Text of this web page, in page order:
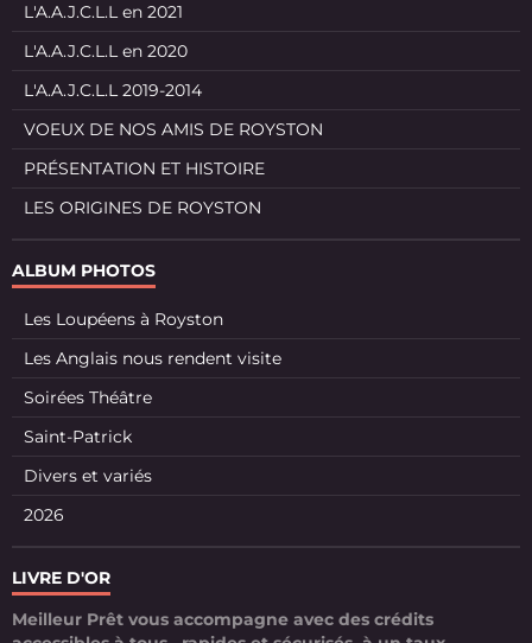
L'A.A.J.C.L.L en 2021
L'A.A.J.C.L.L en 2020
L'A.A.J.C.L.L 2019-2014
VOEUX DE NOS AMIS DE ROYSTON
PRÉSENTATION ET HISTOIRE
LES ORIGINES DE ROYSTON
ALBUM PHOTOS
Les Loupéens à Royston
Les Anglais nous rendent visite
Soirées Théâtre
Saint-Patrick
Divers et variés
2026
LIVRE D'OR
Meilleur Prêt vous accompagne avec des crédits